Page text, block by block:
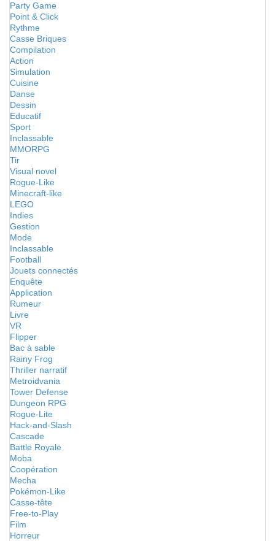
Party Game
Point & Click
Rythme
Casse Briques
Compilation
Action
Simulation
Cuisine
Danse
Dessin
Educatif
Sport
Inclassable
MMORPG
Tir
Visual novel
Rogue-Like
Minecraft-like
LEGO
Indies
Gestion
Mode
Inclassable
Football
Jouets connectés
Enquête
Application
Rumeur
Livre
VR
Flipper
Bac à sable
Rainy Frog
Thriller narratif
Metroidvania
Tower Defense
Dungeon RPG
Rogue-Lite
Hack-and-Slash
Cascade
Battle Royale
Moba
Coopération
Mecha
Pokémon-Like
Casse-tête
Free-to-Play
Film
Horreur